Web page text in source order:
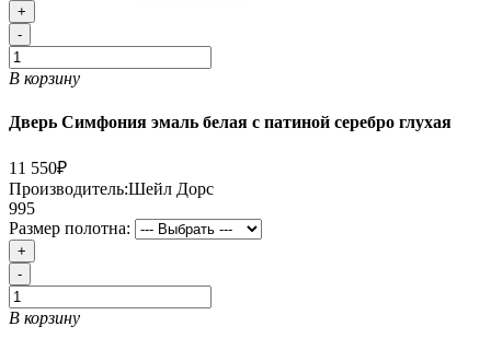
+
-
В корзину
Дверь Симфония эмаль белая с патиной серебро глухая
11 550₽
Производитель:Шейл Дорс
995
Размер полотна:
+
-
В корзину